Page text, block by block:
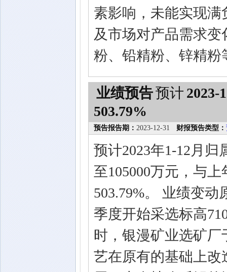
素影响，未能实现
及市场对产品需求
粉、铅精粉、锌精
业绩预告预计 2023-
503.79%
预告报告期： 2023-12-31 财报预告类型：
预计2023年1-12月
至105000万元，与
503.79%。 业绩变
季度开始采选标高
时，银漫矿业选矿厂
艺在原有的基础上改